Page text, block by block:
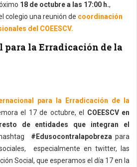
18 de octubre a las 17:00 h.,
colegio una reunión de coordinación
del COEESCV.
la Erradicación de la
para la Erradicación de la
el 17 de octubre, el COEESCV en
de entidades que integran el
#Edusocontralapobreza para
especialmente en twitter, las
Social, que esperamos el día 17 en la